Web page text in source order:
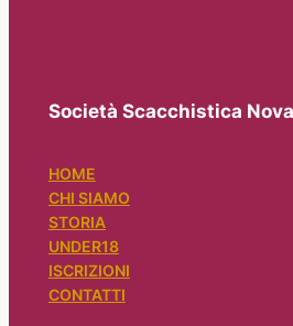
Società Scacchistica
HOME
CHI SIAMO
STORIA
UNDER18
ISCRIZIONI
CONTATTI